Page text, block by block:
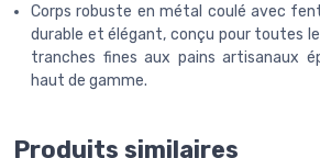
Corps robuste en métal coulé avec
durable et élégant, conçu pour toutes
tranches fines aux pains artisanaux
haut de gamme.
Produits similaires